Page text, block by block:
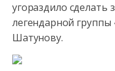
угораздило сделать
легендарной
Шатунову.